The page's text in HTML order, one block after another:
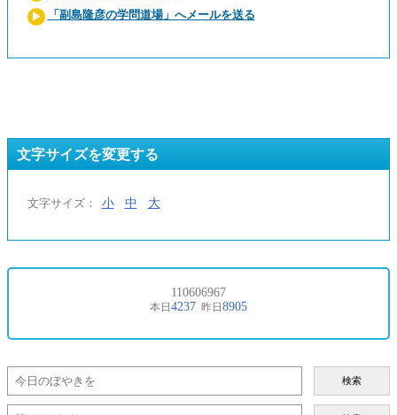
「副島隆彦の学問道場」へメールを送る
文字サイズを変更する
文字サイズ： 小 中 大
検索